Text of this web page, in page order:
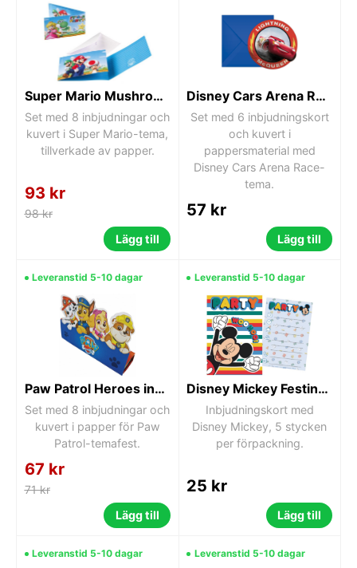
Super Mario Mushroom World inbjudningsset, 8 st
Set med 8 inbjudningar och
kuvert i Super Mario-tema,
tillverkade av papper.
93 kr
98 kr
Lägg till
Disney Cars Arena Race inbjudningskort 6 st
Set med 6 inbjudningskort
och kuvert i
pappersmaterial med
Disney Cars Arena Race-
tema.
57 kr
Lägg till
Leveranstid 5-10 dagar
Paw Patrol Heroes inbjudningsset för fest, 8 st
Set med 8 inbjudningar och
kuvert i papper för Paw
Patrol-temafest.
67 kr
71 kr
Lägg till
Leveranstid 5-10 dagar
Disney Mickey Festinbjudan
Inbjudningskort med
Disney Mickey, 5 stycken
per förpackning.
25 kr
Lägg till
Leveranstid 5-10 dagar Leveranstid 5-10 dagar